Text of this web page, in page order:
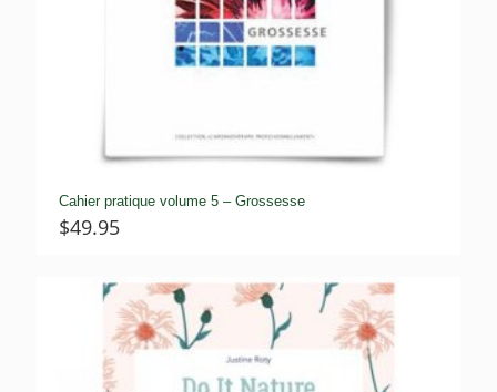
Cahier pratique volume 5 – Grossesse
$49.95